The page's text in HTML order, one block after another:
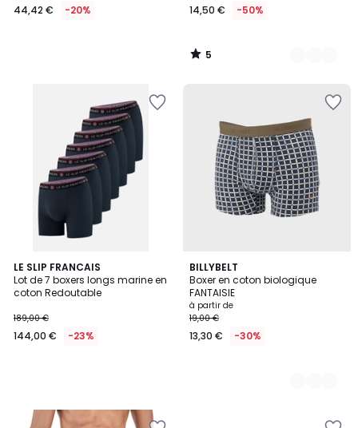
44,42 € -20% 14,50 € -50%
5
/
LE SLIP FRANCAIS
Lot de 7 boxers longs marine en
coton Redoutable
189,00 €
144,00 € -23%
BILLYBELT
Boxer en coton biologique
FANTAISIE
à partir de
19,00 €
13,30 € -30%
3
Couleurs